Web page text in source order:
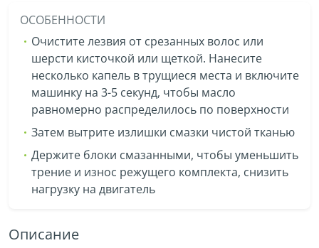
ОСОБЕННОСТИ
Очистите лезвия от срезанных волос или
шерсти кисточкой или щеткой. Нанесите
несколько капель в трущиеся места и включите
машинку на 3-5 секунд, чтобы масло
равномерно распределилось по поверхности
Затем вытрите излишки смазки чистой тканью
Держите блоки смазанными, чтобы уменьшить
трение и износ режущего комплекта, снизить
нагрузку на двигатель
Описание